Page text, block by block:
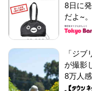
8日に
だよ~。
「ジ
が撮影
8万人